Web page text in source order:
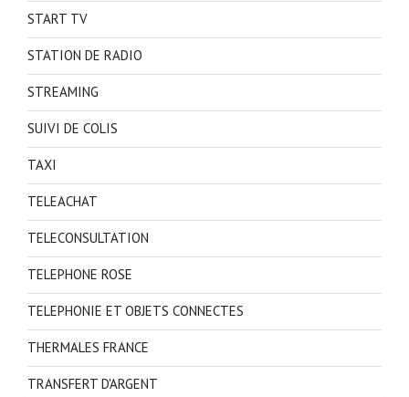
START TV
STATION DE RADIO
STREAMING
SUIVI DE COLIS
TAXI
TELEACHAT
TELECONSULTATION
TELEPHONE ROSE
TELEPHONIE ET OBJETS CONNECTES
THERMALES FRANCE
TRANSFERT D'ARGENT